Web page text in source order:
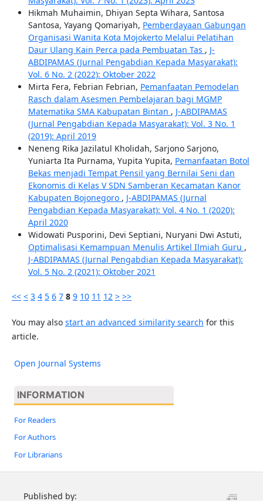
Hikmah Muhaimin, Dhiyan Septa Wihara, Santosa
Santosa, Yayang Qomariyah, Pemberdayaan Gabungan
Organisasi Wanita Kota Mojokerto Melalui Pelatihan
Daur Ulang Kain Perca pada Pembuatan Tas , J-
ABDIPAMAS (Jurnal Pengabdian Kepada Masyarakat):
Vol. 6 No. 2 (2022): Oktober 2022
Mirta Fera, Febrian Febrian, Pemanfaatan Pemodelan
Rasch dalam Asesmen Pembelajaran bagi MGMP
Matematika SMA Kabupatan Bintan , J-ABDIPAMAS
(Jurnal Pengabdian Kepada Masyarakat): Vol. 3 No. 1
(2019): April 2019
Neneng Rika Jazilatul Kholidah, Sarjono Sarjono,
Yuniarta Ita Purnama, Yupita Yupita, Pemanfaatan Botol
Bekas menjadi Tempat Pensil yang Bernilai Seni dan
Ekonomis di Kelas V SDN Samberan Kecamatan Kanor
Kabupaten Bojonegoro , J-ABDIPAMAS (Jurnal
Pengabdian Kepada Masyarakat): Vol. 4 No. 1 (2020):
April 2020
Widowati Pusporini, Devi Septiani, Nuryani Dwi Astuti,
Optimalisasi Kemampuan Menulis Artikel Ilmiah Guru ,
J-ABDIPAMAS (Jurnal Pengabdian Kepada Masyarakat):
Vol. 5 No. 2 (2021): Oktober 2021
<< < 3 4 5 6 7 8 9 10 11 12 > >>
You may also start an advanced similarity search for this
article.
Open Journal Systems
INFORMATION
For Readers
For Authors
For Librarians
Published by: